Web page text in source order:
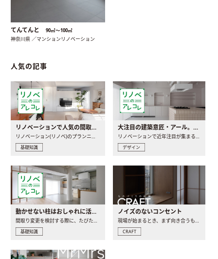
てんてんと 90㎡〜100㎡
神奈川県 ／マンションリノベーション
人気の記事
リノベーションで人気の間取りとは？トレンドの間取りと実例を徹底解説
リノベーション(リノベ)のプランニングで一番最初に決めるのは..
基礎知識
大注目の建築意匠・アール。人気の理由と空間に取り入れるポイント
リノベーションで近年注目が集まる建築意匠の一つであるアール..
デザイン
動かせない柱はおしゃれに活用！柱を魅せるリノベーション(リノベ)4選
間取り変更を検討する際に、たびたび皆さんの頭を悩ませる動か..
基礎知識
ノイズのないコンセント
現場が始まるとき、まず向き合うものの一つがコンセントです..
CRAFT